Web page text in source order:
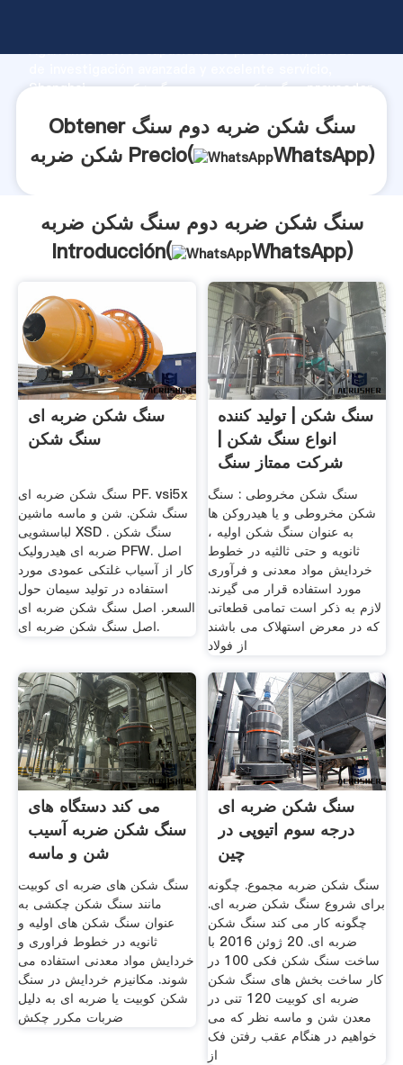
Agarrando fuerte capacidad de producción, fuerza
Shanghai سنگ شکن ضربه دوم سنگ شکن ضربه proveedor
Obtener سنگ شکن ضربه دوم سنگ
شکن ضربه Precio(
WhatsApp)
سنگ شکن ضربه دوم سنگ شکن ضربه
Introducción(
WhatsApp)
سنگ شکن ضربه ای
سنگ شکن
سنگ شکن ضربه ای PF. vsi5x
سنگ شکن. شن و ماسه ماشین
لباسشویی XSD . سنگ شکن
ضربه ای هیدرولیک PFW. اصل
کار از آسیاب غلتکی عمودی مورد
استفاده در تولید سیمان حول
السعر. اصل سنگ شکن ضربه ای
اصل سنگ شکن ضربه ای.
سنگ شکن | تولید کننده
انواع سنگ شکن |
شرکت ممتاز سنگ
شکن
سنگ شکن مخروطی : سنگ
شکن مخروطی و یا هیدروکن ها
به عنوان سنگ شکن اولیه ،
ثانویه و حتی ثالثیه در خطوط
خردایش مواد معدنی و فرآوری
مورد استفاده قرار می گیرند.
لازم به ذکر است تمامی قطعاتی
که در معرض استهلاک می باشند
از فولاد
می کند دستگاه های
سنگ شکن ضربه آسیب
شن و ماسه
سنگ شکن های ضربه ای کوبیت
مانند سنگ شکن چکشی به
عنوان سنگ شکن های اولیه و
ثانویه در خطوط فراوری و
خردایش مواد معدنی استفاده می
شوند. مکانیزم خردایش در سنگ
شکن کوبیت یا ضربه ای به دلیل
ضربات مکرر چکش
سنگ شکن ضربه ای
درجه سوم اتیوپی در
چین
سنگ شکن ضربه مجموع. چگونه
برای شروع سنگ شکن ضربه ای.
چگونه کار می کند سنگ شکن
ضربه ای. 20 ژوئن 2016 با
ساخت سنگ شکن فکی 100 در
کار ساخت بخش های سنگ شکن
ضربه ای کوبیت 120 تنی در
معدن شن و ماسه نظر که می
خواهیم در هنگام عقب رفتن فک
از